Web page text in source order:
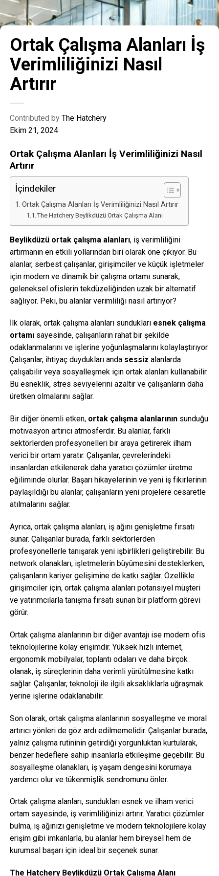
Ortak Çalışma Alanları İş
Verimliliğinizi Nasıl
Artırır
Contributed by The Hatchery
Ekim 21, 2024
Ortak Çalışma Alanları İş Verimliliğinizi Nasıl
Artırır
İçindekiler
Ortak Çalışma Alanları İş Verimliliğinizi Nasıl Artırır
The Hatchery Beylikdüzü Ortak Çalışma Alanı
Beylikdüzü ortak çalışma alanları, iş verimliliğini
artırmanın en etkili yollarından biri olarak öne çıkıyor. Bu
alanlar, serbest çalışanlar, girişimciler ve küçük işletmeler
için modern ve dinamik bir çalışma ortamı sunarak,
geleneksel ofislerin tekdüzeliğinden uzak bir alternatif
sağlıyor. Peki, bu alanlar verimliliği nasıl artırıyor?
İlk olarak, ortak çalışma alanları sundukları esnek çalışma
ortamı sayesinde, çalışanların rahat bir şekilde
odaklanmalarını ve işlerine yoğunlaşmalarını kolaylaştırıyor.
Çalışanlar, ihtiyaç duydukları anda sessiz alanlarda
çalışabilir veya sosyalleşmek için ortak alanları kullanabilir.
Bu esneklik, stres seviyelerini azaltır ve çalışanların daha
üretken olmalarını sağlar.
Bir diğer önemli etken, ortak çalışma alanlarının sunduğu
motivasyon artırıcı atmosferdir. Bu alanlar, farklı
sektörlerden profesyonelleri bir araya getirerek ilham
verici bir ortam yaratır. Çalışanlar, çevrelerindeki
insanlardan etkilenerek daha yaratıcı çözümler üretme
eğiliminde olurlar. Başarı hikayelerinin ve yeni iş fikirlerinin
paylaşıldığı bu alanlar, çalışanların yeni projelere cesaretle
atılmalarını sağlar.
Ayrıca, ortak çalışma alanları, iş ağını genişletme fırsatı
sunar. Çalışanlar burada, farklı sektörlerden
profesyonellerle tanışarak yeni işbirlikleri geliştirebilir. Bu
network olanakları, işletmelerin büyümesini desteklerken,
çalışanların kariyer gelişimine de katkı sağlar. Özellikle
girişimciler için, ortak çalışma alanları potansiyel müşteri
ve yatırımcılarla tanışma fırsatı sunan bir platform görevi
görür.
Ortak çalışma alanlarının bir diğer avantajı ise modern ofis
teknolojilerine kolay erişimdir. Yüksek hızlı internet,
ergonomik mobilyalar, toplantı odaları ve daha birçok
olanak, iş süreçlerinin daha verimli yürütülmesine katkı
sağlar. Çalışanlar, teknoloji ile ilgili aksaklıklarla uğraşmak
yerine işlerine odaklanabilir.
Son olarak, ortak çalışma alanlarının sosyalleşme ve moral
artırıcı yönleri de göz ardı edilmemelidir. Çalışanlar burada,
yalnız çalışma rutininin getirdiği yorgunluktan kurtularak,
benzer hedeflere sahip insanlarla etkileşime geçebilir. Bu
sosyalleşme olanakları, iş yaşam dengesini korumaya
yardımcı olur ve tükenmişlik sendromunu önler.
Ortak çalışma alanları, sundukları esnek ve ilham verici
ortam sayesinde, iş verimliliğinizi artırır. Yaratıcı çözümler
bulma, iş ağınızı genişletme ve modern teknolojilere kolay
erişim gibi imkanlarla, bu alanlar hem bireysel hem de
kurumsal başarı için ideal bir seçenek sunar.
The Hatchery Beylikdüzü Ortak Çalışma Alanı